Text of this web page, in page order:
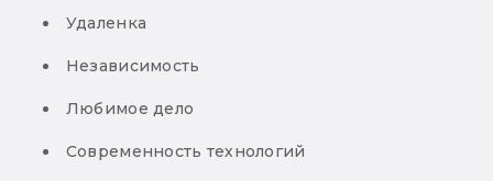
Удаленка
Независимость
Любимое дело
Современность технологий